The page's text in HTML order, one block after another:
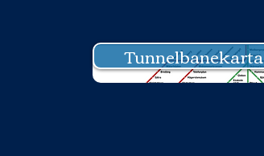
Tunnelbanekarta